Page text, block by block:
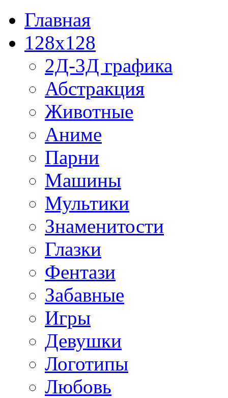
Главная
128x128
2Д-3Д графика
Абстракция
Животные
Аниме
Парни
Машины
Мультики
Знаменитости
Глазки
Фентази
Забавные
Игры
Девушки
Логотипы
Любовь